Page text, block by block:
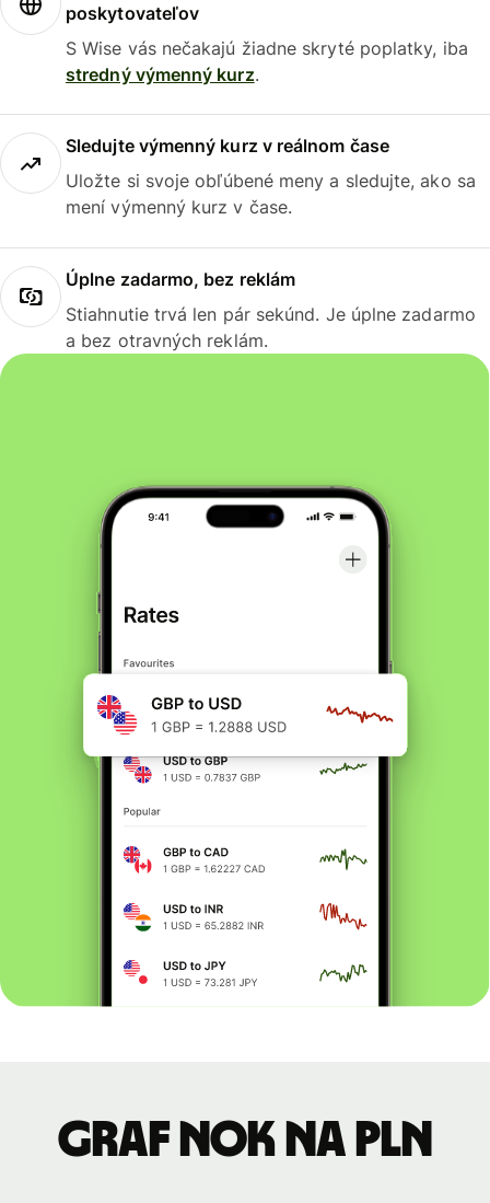
poskytovateľov
S Wise vás nečakajú žiadne skryté poplatky, iba
stredný výmenný kurz.
Sledujte výmenný kurz v reálnom čase
Uložte si svoje obľúbené meny a sledujte, ako sa
mení výmenný kurz v čase.
Úplne zadarmo, bez reklám
Stiahnutie trvá len pár sekúnd. Je úplne zadarmo
a bez otravných reklám.
graf NOK na PLN